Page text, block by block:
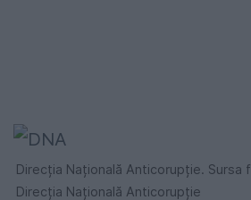
Direcția Națională Anticorupție.
Direcția Națională Anticorupție